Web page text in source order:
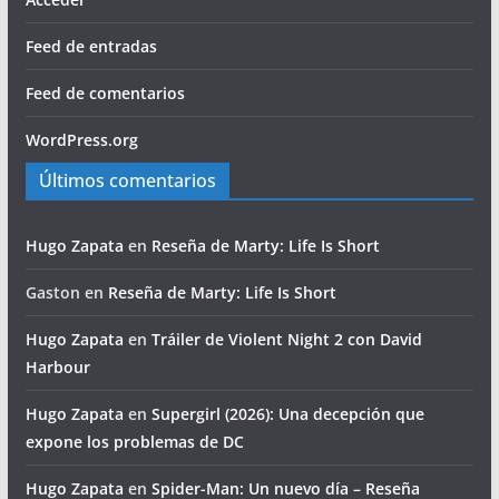
Feed de entradas
Feed de comentarios
WordPress.org
Últimos comentarios
Hugo Zapata en Reseña de Marty: Life Is Short
Gaston en Reseña de Marty: Life Is Short
Hugo Zapata en Tráiler de Violent Night 2 con David
Harbour
Hugo Zapata en Supergirl (2026): Una decepción que
expone los problemas de DC
Hugo Zapata en Spider-Man: Un nuevo día – Reseña